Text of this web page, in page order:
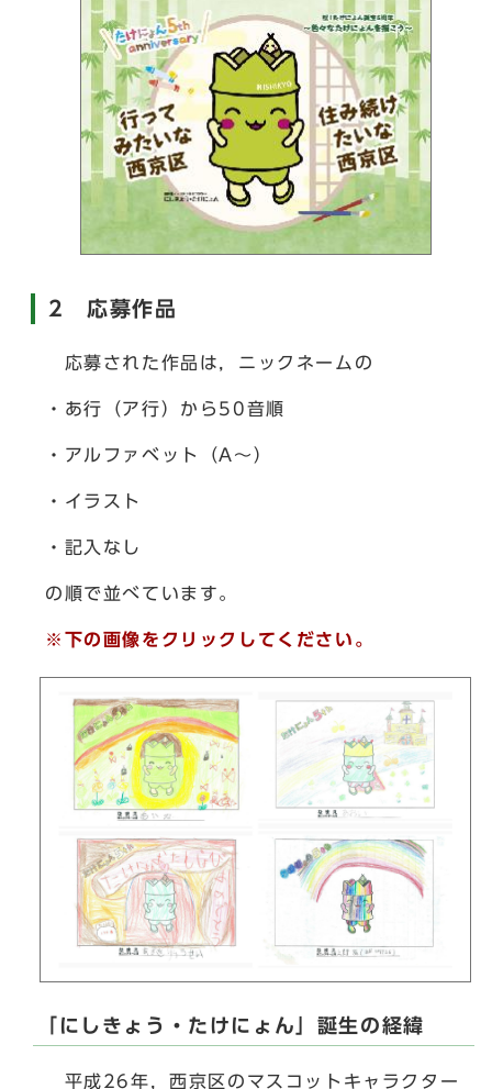
2 応募作品
応募された作品は，ニックネームの
・あ行（ア行）から50音順
・アルファベット（A～）
・イラスト
・記入なし
の順で並べています。
※下の画像をクリックしてください。
「にしきょう・たけにょん」誕生の経緯
平成26年，西京区のマスコットキャラクター